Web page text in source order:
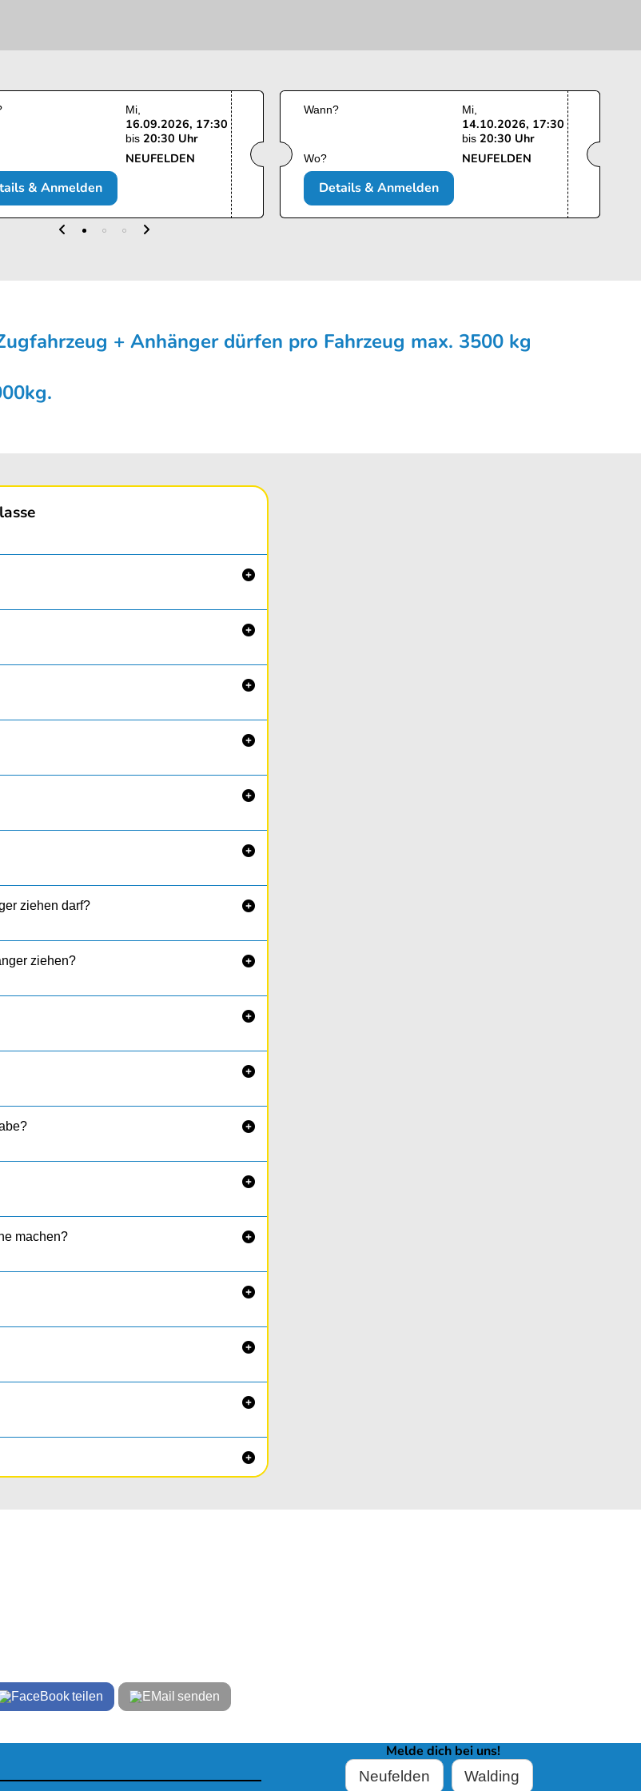
Mi
16.09.2026, 17:30
bis 20:30 Uhr
NEUFELDEN
& Anmelden
Wann? Mi
14.10.2026, 17:30
bis 20:30 Uhr
Wo? NEUFELDEN
Details & Anmelden
+ Anhänger dürfen pro Fahrzeug max. 3500 kg






ziehen darf? 
ziehen? 




machen? 




teilen senden
Melde dich bei uns!
Neufelden Walding